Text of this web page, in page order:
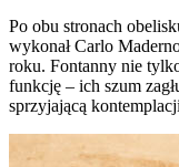
Po obu stronach
wykonał Carlo
roku. Fontanny nie
funkcję – ich szum
sprzyjającą